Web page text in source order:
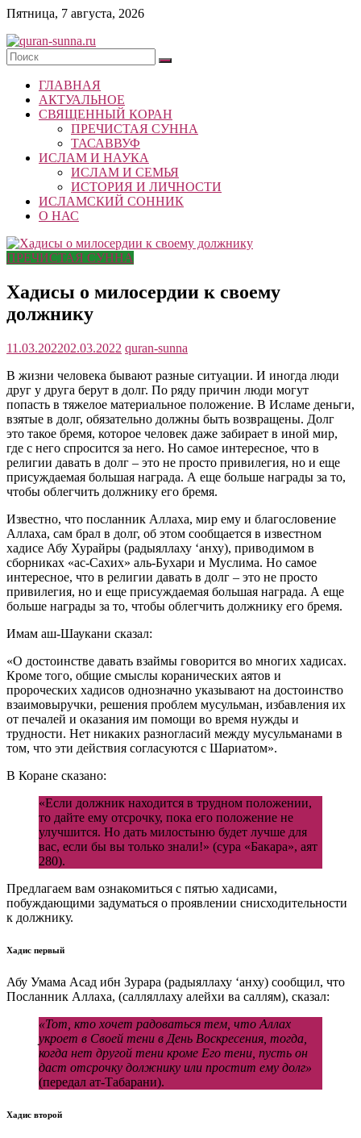
Skip
content
Пятница, 7 августа, 2026
quran-
sunna.ru
«Центр
исследований
Республики
Татарстан
ГЛАВНАЯ
АКТУАЛЬНОЕ
СВЯЩЕННЫЙ КОРАН
ПРЕЧИСТАЯ СУННА
ТАСАВВУФ
ИСЛАМ И НАУКА
ИСЛАМ И СЕМЬЯ
ИСТОРИЯ И ЛИЧНОСТИ
ИСЛАМСКИЙ СОННИК
О НАС
ПРЕЧИСТАЯ СУННА
Хадисы о милосердии к своему
должнику
11.03.202202.03.2022 quran-sunna
В жизни человека бывают разные ситуации. И иногда люди
друг у друга берут в долг. По ряду причин люди могут
попасть в тяжелое материальное положение. В Исламе деньги,
взятые в долг, обязательно должны быть возвращены. Долг
это такое бремя, которое человек даже забирает в иной мир,
где с него спросится за него. Но самое интересное, что в
религии давать в долг – это не просто привилегия, но и еще
присуждаемая большая награда. А еще больше награды за то,
чтобы облегчить должнику его бремя.
Известно, что посланник Аллаха, мир ему и благословение
Аллаха, сам брал в долг, об этом сообщается в известном
хадисе Абу Хурайры (радыяллаху ‘анху), приводимом в
сборниках «ас-Сахих» аль-Бухари и Муслима. Но самое
интересное, что в религии давать в долг – это не просто
привилегия, но и еще присуждаемая большая награда. А еще
больше награды за то, чтобы облегчить должнику его бремя.
Имам аш-Шаукани сказал:
«О достоинстве давать взаймы говорится во многих хадисах.
Кроме того, общие смыслы коранических аятов и
пророческих хадисов однозначно указывают на достоинство
взаимовыручки, решения проблем мусульман, избавления их
от печалей и оказания им помощи во время нужды и
трудности. Нет никаких разногласий между мусульманами в
том, что эти действия согласуются с Шариатом».
В Коране сказано:
«Если должник находится в трудном положении,
то дайте ему отсрочку, пока его положение не
улучшится. Но дать милостыню будет лучше для
вас, если бы вы только знали!» (сура «Бакара», аят
280).
Предлагаем вам ознакомиться с пятью хадисами,
побуждающими задуматься о проявлении снисходительности
к должнику.
Хадис первый
Абу Умама Асад ибн Зурара (радыяллаху ‘анху) сообщил, что
Посланник Аллаха, (салляллаху алейхи ва саллям), сказал:
«Тот, кто хочет радоваться тем, что Аллах
укроет в Своей тени в День Воскресения, тогда,
когда нет другой тени кроме Его тени, пусть он
даст отсрочку должнику или простит ему долг»
(передал ат-Табарани).
Хадис второй